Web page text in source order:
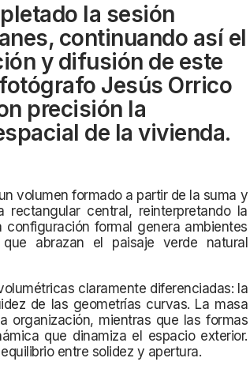
la sesión
continuando así el
y difusión de este
Jesús Orrico
precisión la
de la vivienda.
volumen formado a partir de la suma y
central, reinterpretando la
formal genera ambientes
abrazan el paisaje verde natural
claramente diferenciadas: la
de las geometrías curvas. La masa
organización, mientras que las formas
que dinamiza el espacio exterior.
entre solidez y apertura.